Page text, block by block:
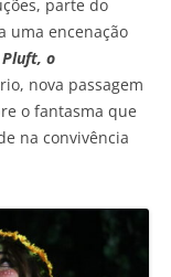
parte do
uma encenação
Pluft, o
nova passagem
o fantasma que
na convivência